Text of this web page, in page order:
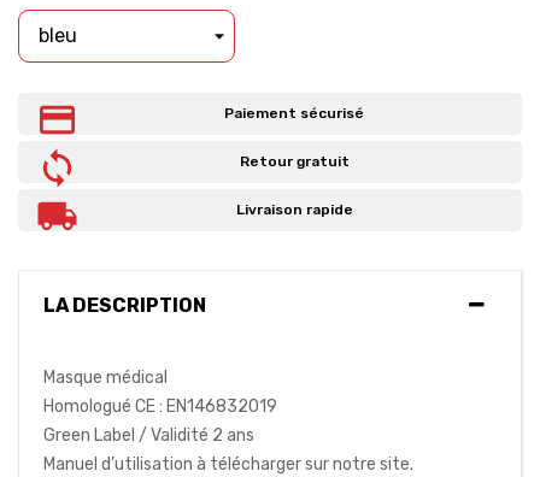
Paiement sécurisé
Retour gratuit
Livraison rapide
LA DESCRIPTION
Masque médical
Homologué CE : EN146832019
Green Label / Validité 2 ans
Manuel d’utilisation à télécharger sur notre site.